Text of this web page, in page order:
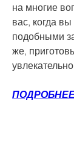
на многие
вас, когда вы
подобными
же,